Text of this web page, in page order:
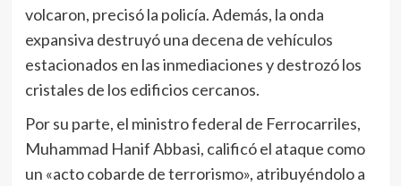
volcaron, precisó la policía. Además, la onda
expansiva destruyó una decena de vehículos
estacionados en las inmediaciones y destrozó los
cristales de los edificios cercanos.
Por su parte, el ministro federal de Ferrocarriles,
Muhammad Hanif Abbasi, calificó el ataque como
un «acto cobarde de terrorismo», atribuyéndolo a